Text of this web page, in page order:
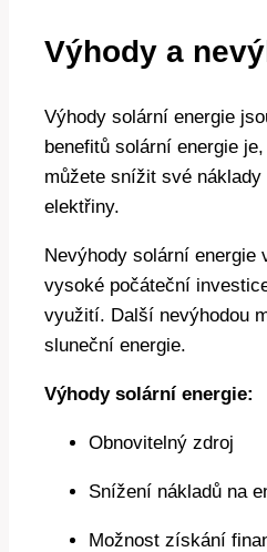
Výhody a
Výhody solární energie
benefitů solární energie
můžete snížit své
elektřiny.
Nevýhody solární
vysoké počáteční
využití. Další nevýhodou
sluneční energie.
Výhody solární energie:
Obnovitelný zdroj
Snížení nákladů na
Možnost získání